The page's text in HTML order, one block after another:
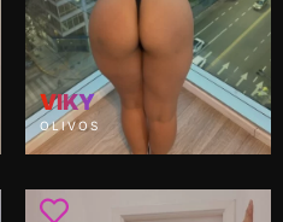
VIKY
OLIVOS